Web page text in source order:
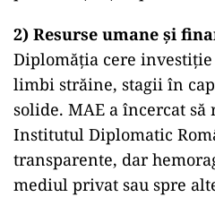
2) Resurse umane și
Diplomăția cere investiție
limbi străine, stagii în
solide. MAE a încercat să
Institutul Diplomatic
transparente, dar
mediul privat sau spre